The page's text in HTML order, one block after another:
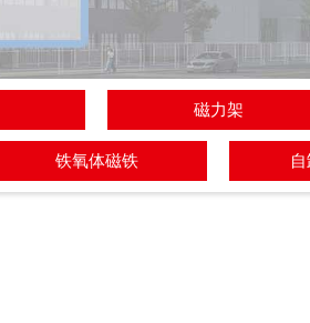
磁力架
铁氧体磁铁